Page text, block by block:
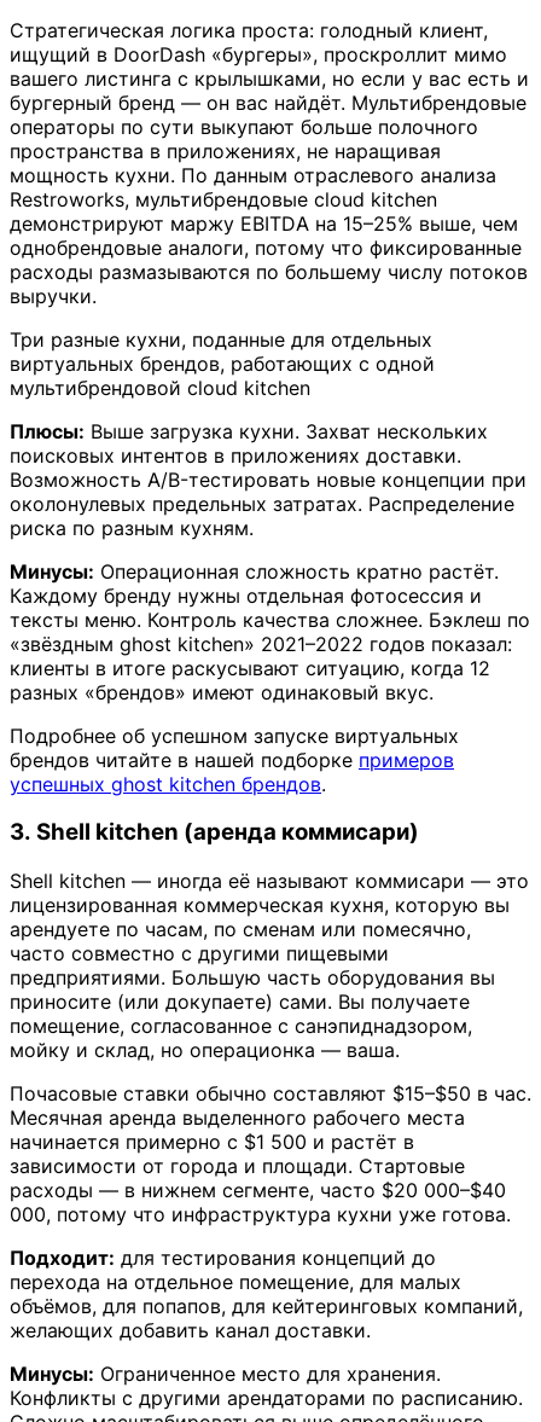
Стратегическая логика проста: голодный клиент,
ищущий в DoorDash «бургеры», проскроллит мимо
вашего листинга с крылышками, но если у вас есть и
бургерный бренд — он вас найдёт. Мультибрендовые
операторы по сути выкупают больше полочного
пространства в приложениях, не наращивая
мощность кухни. По данным отраслевого анализа
Restroworks, мультибрендовые cloud kitchen
демонстрируют маржу EBITDA на 15–25% выше, чем
однобрендовые аналоги, потому что фиксированные
расходы размазываются по большему числу потоков
выручки.
Три разные кухни, поданные для отдельных
виртуальных брендов, работающих с одной
мультибрендовой cloud kitchen
Плюсы: Выше загрузка кухни. Захват нескольких
поисковых интентов в приложениях доставки.
Возможность A/B-тестировать новые концепции при
околонулевых предельных затратах. Распределение
риска по разным кухням.
Минусы: Операционная сложность кратно растёт.
Каждому бренду нужны отдельная фотосессия и
тексты меню. Контроль качества сложнее. Бэклеш по
«звёздным ghost kitchen» 2021–2022 годов показал:
клиенты в итоге раскусывают ситуацию, когда 12
разных «брендов» имеют одинаковый вкус.
Подробнее об успешном запуске виртуальных
брендов читайте в нашей подборке примеров
успешных ghost kitchen брендов.
3. Shell kitchen (аренда коммисари)
Shell kitchen — иногда её называют коммисари — это
лицензированная коммерческая кухня, которую вы
арендуете по часам, по сменам или помесячно,
часто совместно с другими пищевыми
предприятиями. Большую часть оборудования вы
приносите (или докупаете) сами. Вы получаете
помещение, согласованное с санэпиднадзором,
мойку и склад, но операционка — ваша.
Почасовые ставки обычно составляют $15–$50 в час.
Месячная аренда выделенного рабочего места
начинается примерно с $1 500 и растёт в
зависимости от города и площади. Стартовые
расходы — в нижнем сегменте, часто $20 000–$40
000, потому что инфраструктура кухни уже готова.
Подходит: для тестирования концепций до
перехода на отдельное помещение, для малых
объёмов, для попапов, для кейтеринговых компаний,
желающих добавить канал доставки.
Минусы: Ограниченное место для хранения.
Конфликты с другими арендаторами по расписанию.